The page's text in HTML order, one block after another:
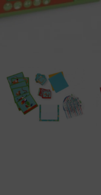
μεγέθυνση